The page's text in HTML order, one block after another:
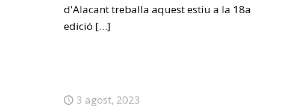
d'Alacant treballa aquest estiu a la 18a
edició […]
3 agost, 2023